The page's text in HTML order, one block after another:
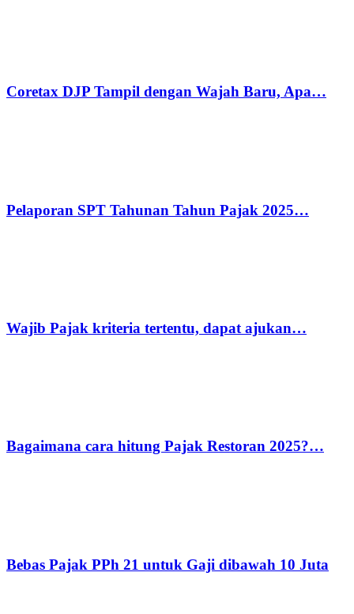
Coretax DJP Tampil dengan Wajah Baru, Apa…
Pelaporan SPT Tahunan Tahun Pajak 2025…
Wajib Pajak kriteria tertentu, dapat ajukan…
Bagaimana cara hitung Pajak Restoran 2025?…
Bebas Pajak PPh 21 untuk Gaji dibawah 10 Juta